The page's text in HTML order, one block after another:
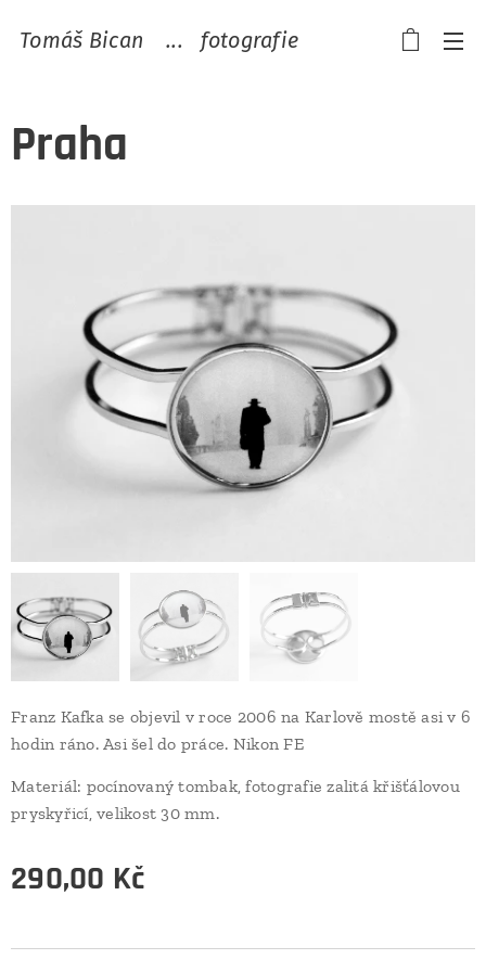
Tomáš Bican ... fotografie
Praha
Franz Kafka se objevil v roce 2006 na Karlově mostě asi v 6
hodin ráno. Asi šel do práce. Nikon FE
Materiál: pocínovaný tombak, fotografie zalitá křišťálovou
pryskyřicí, velikost 30 mm.
290,00 Kč